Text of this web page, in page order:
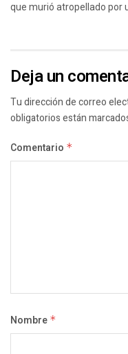
que murió atropellado por
Deja un
Tu dirección de correo
obligatorios están
Comentario *
Nombre *